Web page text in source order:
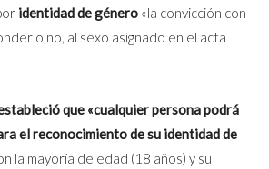
identidad de género «la convicción con
o no, al sexo asignado en el acta
que «cualquier persona podrá
el reconocimiento de su identidad de
la mayoría de edad (18 años) y su